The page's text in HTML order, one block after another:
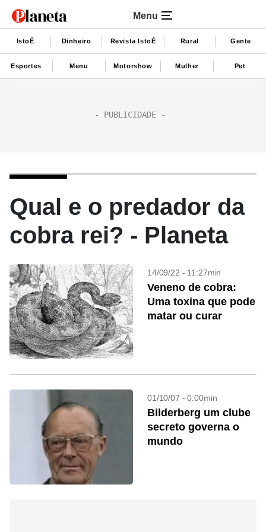
Menu
IstoÉ Dinheiro Revista IstoÉ Rural Gente
Esportes Menu Motorshow Mulher Pet
Qual e o predador da
cobra rei? - Planeta
14/09/22 - 11:27min
Veneno de cobra:
Uma toxina que pode
matar ou curar
01/10/07 - 0:00min
Bilderberg um clube
secreto governa o
mundo